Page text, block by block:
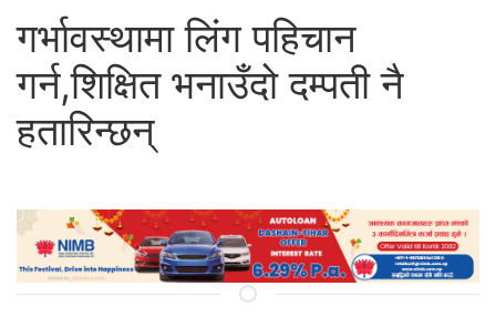
गर्भावस्थामा लिंग पहिचान
गर्न,शिक्षित भनाउँदो दम्पती नै
हतारिन्छन्